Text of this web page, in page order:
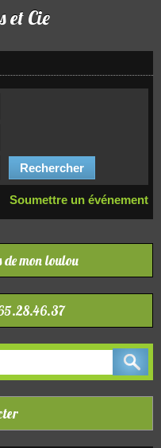
et Cie
Soumettre un événement
de mon loulou